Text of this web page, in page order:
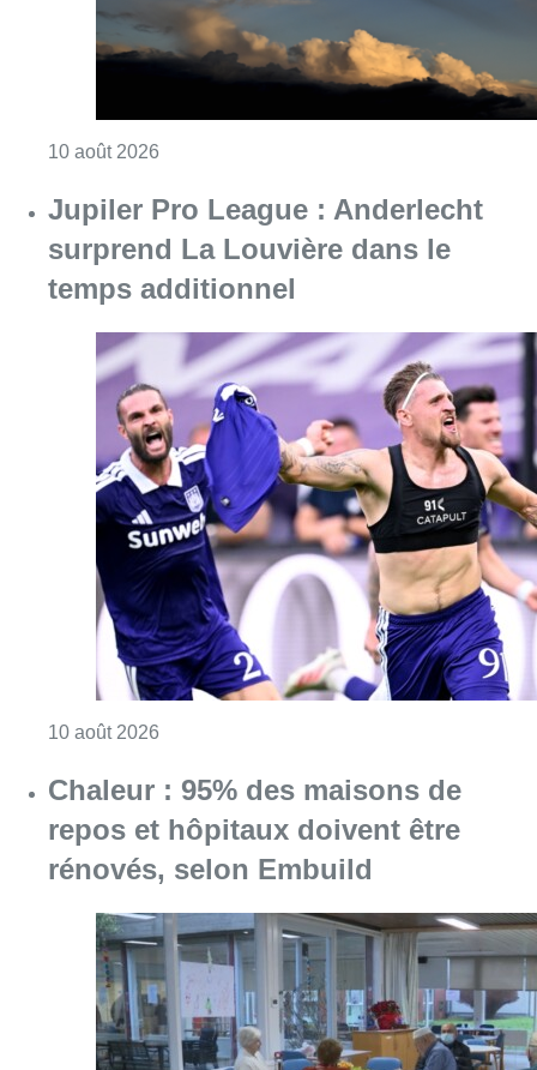
10 août 2026
Jupiler Pro League : Anderlecht
surprend La Louvière dans le
temps additionnel
10 août 2026
Chaleur : 95% des maisons de
repos et hôpitaux doivent être
rénovés, selon Embuild